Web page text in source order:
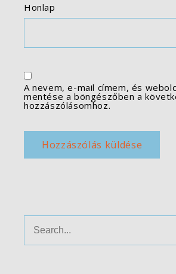
Honlap
A nevem, e-mail címem, és
mentése a böngészőben a
hozzászólásomhoz.